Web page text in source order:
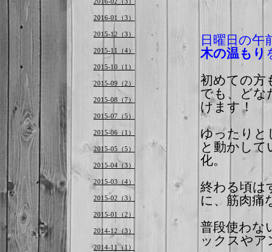
日曜日の午
木の温もり
初めての方
でも、どな
けます！
ゆったりと
と動かして
化。
終わる頃は
に、筋肉痛
普段使わな
ック スやア
2016-01（3）
2015-12（3）
2015-11（4）
2015-10（1）
2015-09（2）
2015-08（7）
2015-07（5）
2015-06（1）
2015-05（5）
2015-04（3）
2015-03（4）
2015-02（3）
2015-01（2）
2014-12（3）
2014-11（1）